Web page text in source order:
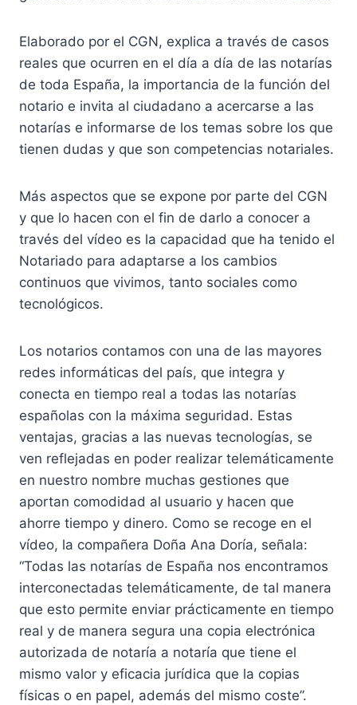
Elaborado por el CGN, explica a través de casos
reales que ocurren en el día a día de las notarías
de toda España, la importancia de la función del
notario e invita al ciudadano a acercarse a las
notarías e informarse de los temas sobre los que
tienen dudas y que son competencias notariales.
Más aspectos que se expone por parte del CGN
y que lo hacen con el fin de darlo a conocer a
través del vídeo es la capacidad que ha tenido el
Notariado para adaptarse a los cambios
continuos que vivimos, tanto sociales como
tecnológicos.
Los notarios contamos con una de las mayores
redes informáticas del país, que integra y
conecta en tiempo real a todas las notarías
españolas con la máxima seguridad. Estas
ventajas, gracias a las nuevas tecnologías, se
ven reflejadas en poder realizar telemáticamente
en nuestro nombre muchas gestiones que
aportan comodidad al usuario y hacen que
ahorre tiempo y dinero. Como se recoge en el
vídeo, la compañera Doña Ana Doría, señala:
“Todas las notarías de España nos encontramos
interconectadas telemáticamente, de tal manera
que esto permite enviar prácticamente en tiempo
real y de manera segura una copia electrónica
autorizada de notaría a notaría que tiene el
mismo valor y eficacia jurídica que la copias
físicas o en papel, además del mismo coste”.